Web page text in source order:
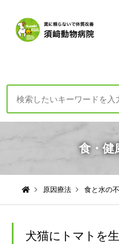
診療案内・申し込み
初めての方へー診療の方針
食・健康・心コラム
須崎動物病院について
食・健
原因療法 食と水の
犬猫にトマトを